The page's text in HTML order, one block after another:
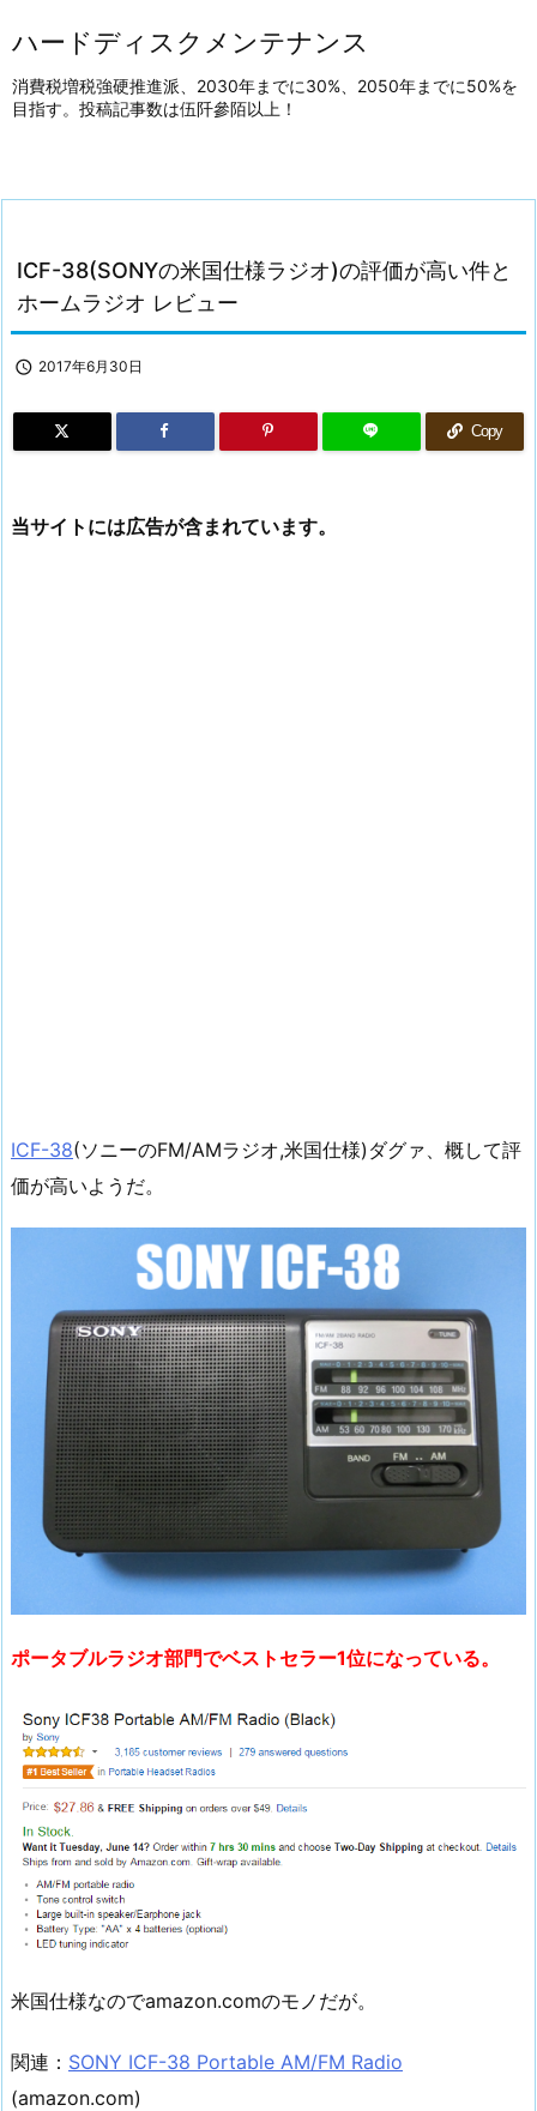
ハードディスクメンテナンス
消費税増税強硬推進派、2030年までに30%、2050年までに50%を
目指す。投稿記事数は伍阡參陌以上！
ICF-38(SONYの米国仕様ラジオ)の評価が高い件と
ホームラジオ レビュー
 2017年6月30日
Copy
当サイトには広告が含まれています。
ICF-38(ソニーのFM/AMラジオ,米国仕様)ダグァ、概して評
価が高いようだ。
ポータブルラジオ部門でベストセラー1位になっている。
米国仕様なのでamazon.comのモノだが。
関連： SONY ICF-38 Portable AM/FM Radio
(amazon.com)